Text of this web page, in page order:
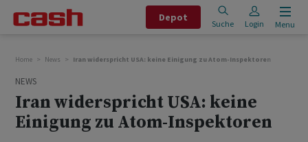
Depot
Suche Login Menu
Home News Iran widerspricht USA: keine Einigung zu Atom-Inspektoren
NEWS
Iran widerspricht USA: keine
Einigung zu Atom-Inspektoren